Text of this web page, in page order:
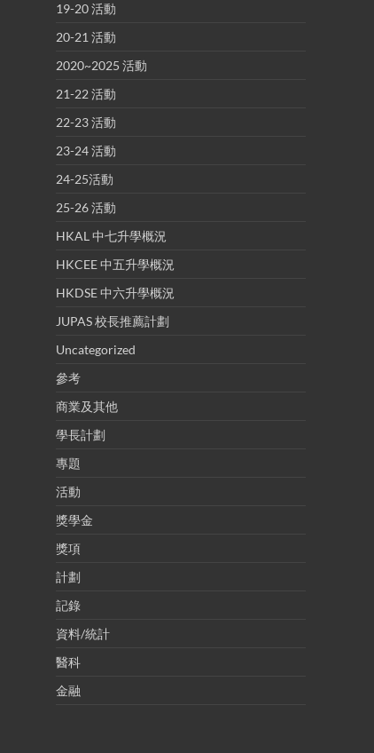
19-20 活動
20-21 活動
2020~2025 活動
21-22 活動
22-23 活動
23-24 活動
24-25活動
25-26 活動
HKAL 中七升學概況
HKCEE 中五升學概況
HKDSE 中六升學概況
JUPAS 校長推薦計劃
Uncategorized
參考
商業及其他
學長計劃
專題
活動
獎學金
獎項
計劃
記錄
資料/統計
醫科
金融